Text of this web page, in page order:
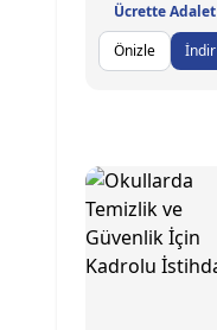
Ücrette Adalet
Önizle
İndir